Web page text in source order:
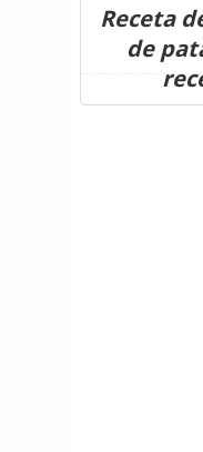
Receta
de